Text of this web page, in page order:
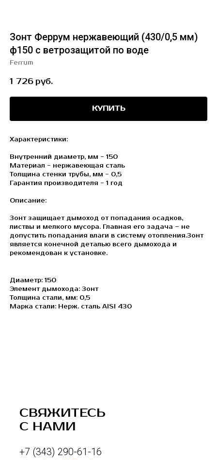
Зонт Феррум нержавеющий (430/0,5 мм)
ф150 с ветрозащитой по воде
Ferrum
1 726 руб.
КУПИТЬ
Характеристики:
Внутренний диаметр, мм - 150
Материал - нержавеющая сталь
Толщина стенки трубы, мм - 0,5
Гарантия производителя - 1 год
Описание:
Зонт защищает дымоход от попадания осадков,
листвы и мелкого мусора. Главная его задача – не
допустить попадания влаги в систему отопления.Зонт
является конечной деталью всего дымохода и
рекомендован к установке.
Диаметр: 150
Элемент дымохода: Зонт
Толщина стали, мм: 0,5
Марка стали: Нерж. сталь AISI 430
СВЯЖИТЕСЬ
С НАМИ
+7 (343) 290-61-16